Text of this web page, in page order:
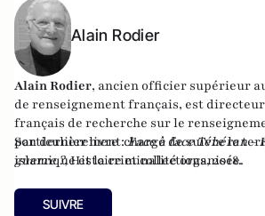
Alain Rodier
Alain Rodier, ancien officier supérieur
de renseignement français, est
français de recherche sur le
particulièrement chargé de suivre le
islamique et la criminalité organisée.
Son dernier livre :Face à face Téhéran -
guerre ?, Histoire et collections, 2018.
SUIVRE